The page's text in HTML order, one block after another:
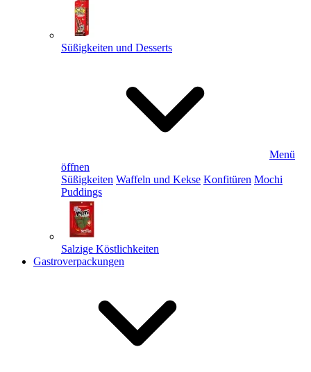
Süßigkeiten und Desserts
Menü
öffnen
Süßigkeiten Waffeln und Kekse Konfitüren Mochi
Puddings
Salzige Köstlichkeiten
Gastroverpackungen